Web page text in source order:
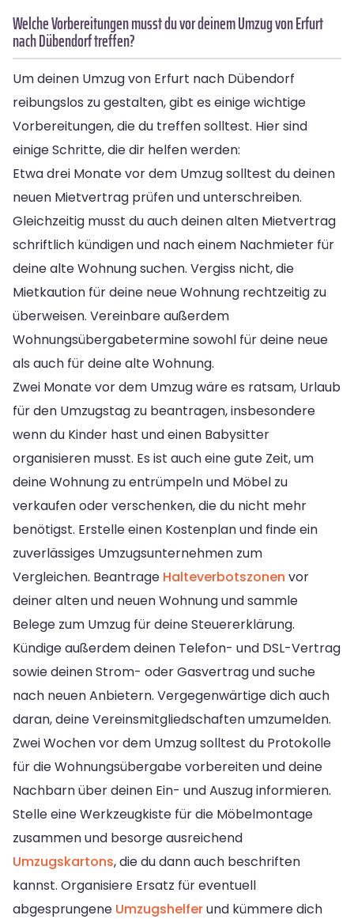
Welche Vorbereitungen musst du vor deinem Umzug von Erfurt
nach Dübendorf treffen?
Um deinen Umzug von Erfurt nach Dübendorf
reibungslos zu gestalten, gibt es einige wichtige
Vorbereitungen, die du treffen solltest. Hier sind
einige Schritte, die dir helfen werden:
Etwa drei Monate vor dem Umzug solltest du deinen
neuen Mietvertrag prüfen und unterschreiben.
Gleichzeitig musst du auch deinen alten Mietvertrag
schriftlich kündigen und nach einem Nachmieter für
deine alte Wohnung suchen. Vergiss nicht, die
Mietkaution für deine neue Wohnung rechtzeitig zu
überweisen. Vereinbare außerdem
Wohnungsübergabetermine sowohl für deine neue
als auch für deine alte Wohnung.
Zwei Monate vor dem Umzug wäre es ratsam, Urlaub
für den Umzugstag zu beantragen, insbesondere
wenn du Kinder hast und einen Babysitter
organisieren musst. Es ist auch eine gute Zeit, um
deine Wohnung zu entrümpeln und Möbel zu
verkaufen oder verschenken, die du nicht mehr
benötigst. Erstelle einen Kostenplan und finde ein
zuverlässiges Umzugsunternehmen zum
Vergleichen. Beantrage Halteverbotszonen vor
deiner alten und neuen Wohnung und sammle
Belege zum Umzug für deine Steuererklärung.
Kündige außerdem deinen Telefon- und DSL-Vertrag
sowie deinen Strom- oder Gasvertrag und suche
nach neuen Anbietern. Vergegenwärtige dich auch
daran, deine Vereinsmitgliedschaften umzumelden.
Zwei Wochen vor dem Umzug solltest du Protokolle
für die Wohnungsübergabe vorbereiten und deine
Nachbarn über deinen Ein- und Auszug informieren.
Stelle eine Werkzeugkiste für die Möbelmontage
zusammen und besorge ausreichend
Umzugskartons, die du dann auch beschriften
kannst. Organisiere Ersatz für eventuell
abgesprungene Umzugshelferund kümmere dich